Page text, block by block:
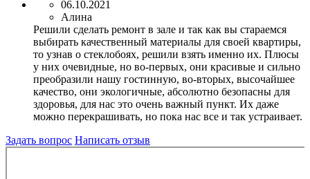
06.10.2021
Алина
Решили сделать ремонт в зале и так как вы стараемся
выбирать качественный материалы для своей квартиры,
то узнав о стеклобоях, решили взять именно их. Плюсы
у них очевидные, но во-первых, они красивые и сильно
преобразили нашу гостинную, во-вторых, высочайшее
качество, они экологичные, абсолютно безопасны для
здоровья, для нас это очень важный пункт. Их даже
можно перекрашивать, но пока нас все и так устраивает.
Задать вопрос Написать отзыв